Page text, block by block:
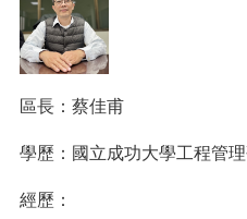
區長：蔡佳甫
學歷：國立成功大學工程管
經歷：